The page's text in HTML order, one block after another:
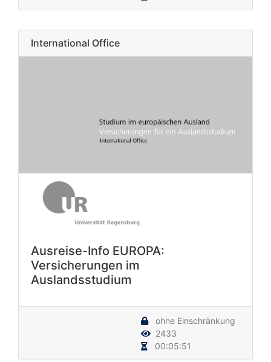
International Office
Ausreise-Info EUROPA:
Versicherungen im
Auslandsstudium
ohne Einschränkung
2433
00:05:51